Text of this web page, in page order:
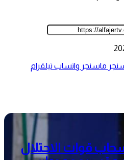
ماسنجر واتساب تيلقرام
قوات الاحتلال